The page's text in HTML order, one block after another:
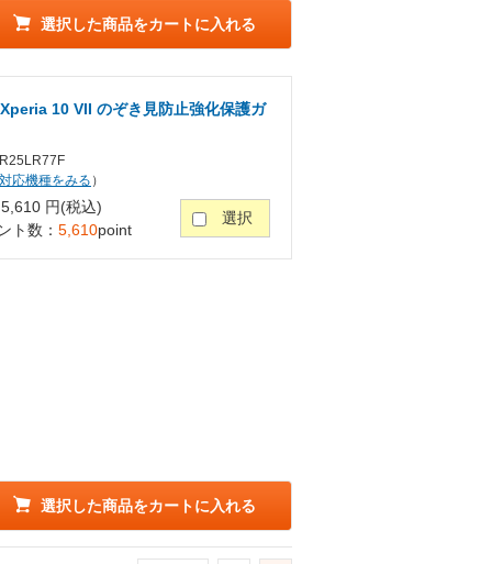
選択した商品をカートに入れる
Xperia 10 VII のぞき見防止強化保護ガ
対応機種をみる ）
円(税込)
ト数： 5,610point
選択
選択した商品をカートに入れる